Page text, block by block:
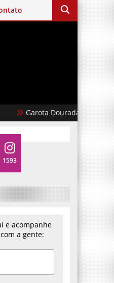
Garota Dourada Cães
1593
e acompanhe
a gente: